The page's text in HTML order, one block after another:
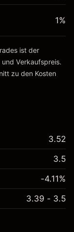
1%
ist der
Verkaufspreis.
zu den Kosten
3.52
3.5
-4.11%
3.39 - 3.5